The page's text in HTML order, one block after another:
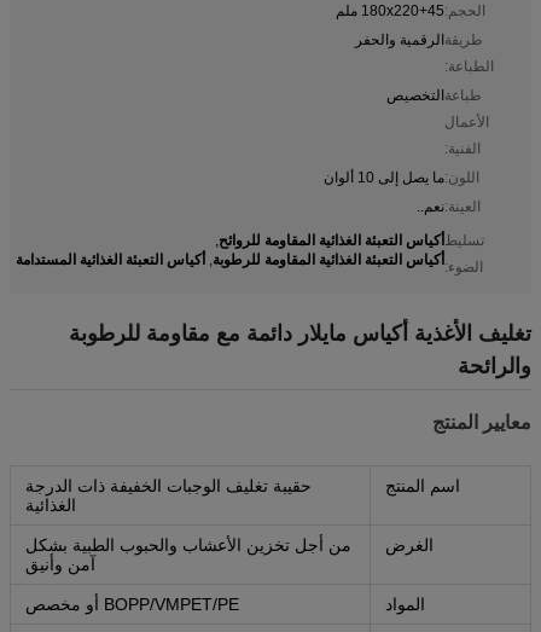
الحجم:180x220+45 ملم
طريقة
الطباعة:
الرقمية والحفر
طباعة
الأعمال
الفنية:
التخصيص
اللون:ما يصل إلى 10 ألوان
العينة:نعم..
تسليط
الضوء:
أكياس التعبئة الغذائية المقاومة للروائح,
أكياس التعبئة الغذائية المقاومة للرطوبة, أكياس التعبئة الغذائية المستدامة
تغليف الأغذية أكياس مايلار دائمة مع مقاومة للرطوبة
والرائحة
معايير المنتج
اسم المنتج
حقيبة تغليف الوجبات الخفيفة ذات الدرجة
الغذائية
الغرض
من أجل تخزين الأعشاب والحبوب الطبية بشكل
آمن وأنيق
المواد BOPP/VMPET/PE أو مخصص